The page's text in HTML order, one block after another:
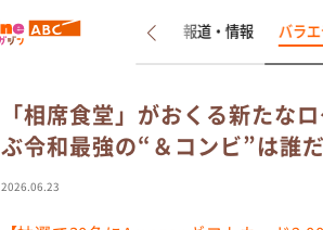
新着 インタビュー 報道・情報 バラ
「相席食堂」がおくる新たな
ぶ令和最強の“＆コンビ”は誰
2026.06.23